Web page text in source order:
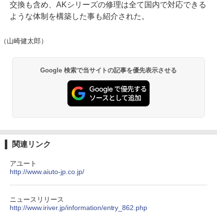
交換も含め、AKシリーズの修理は全て国内で対応できる
ような体制を構築した事も紹介された。
（山崎健太郎）
Google 検索で当サイトの記事を優先表示させる
関連リンク
アユート
http://www.aiuto-jp.co.jp/
ニュースリリース
http://www.iriver.jp/information/entry_862.php